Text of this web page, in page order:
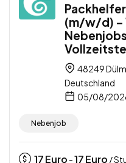
(m/w/d) –
48249
Deutschland
05/08/
Nebenjob
17Euro -17Euro /